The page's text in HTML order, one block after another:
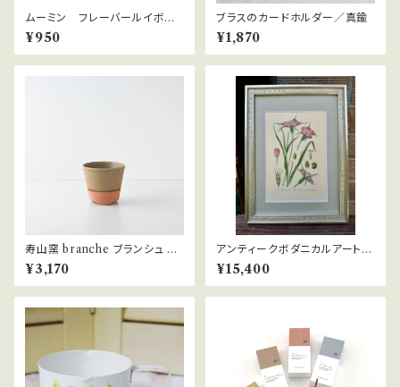
ムーミン フレーバールイボス
ティー4種類セット（ティーバッ
グ）
¥950
ブラスのカードホルダー／真鍮
¥1,870
寿山窯 branche ブランシュ 8c
mカップ(M)モカ(高さ:7.5cm)
[日本製/美濃焼/和食器]
¥3,170
アンティークボダニカルアート
ムギセンノウ/1900年頃
¥15,400